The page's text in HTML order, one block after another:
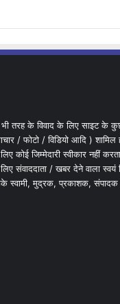
तरह के विवाद के लिए साइट के
/ फोटो / विडियो आदि )
कोई जिम्मेदारी स्वीकार नहीं
संवाददाता / खबर देने वाला स्वयं
मुद्रक, प्रकाशक, संपादक